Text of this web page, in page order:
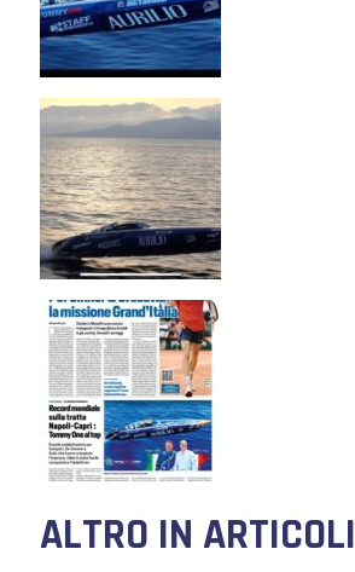
ALTRO IN ARTICOLI